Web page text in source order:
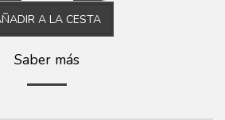
A LA CESTA
Saber más